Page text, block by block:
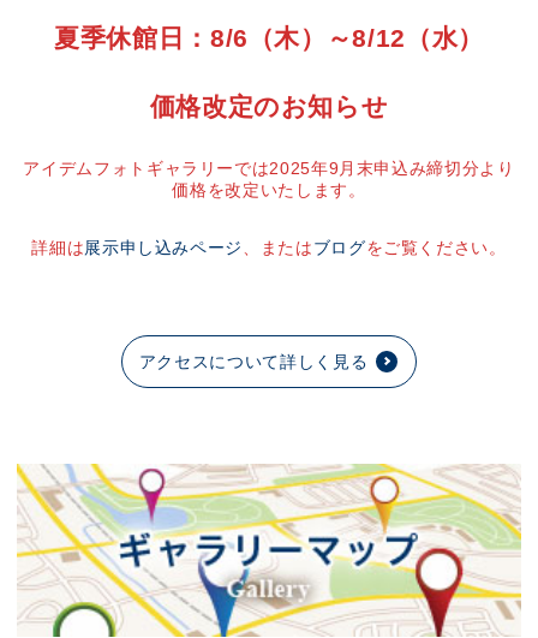
夏季休館日：8/6（木）～8/12（水）
価格改定のお知らせ
アイデムフォトギャラリーでは2025年9月末申込み締切分より
価格を改定いたします。
詳細は展示申し込みページ 、またはブログをご覧ください。
アクセスについて詳しく見る